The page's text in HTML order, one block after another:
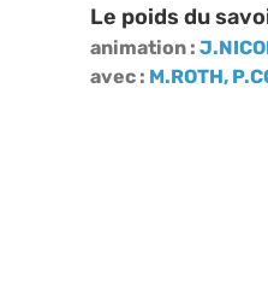
Le poids du
animation :
avec : M.ROTH,